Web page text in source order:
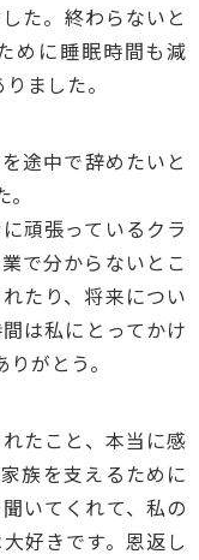
た。終わらないと
めに睡眠時間も減
ました。
途中で辞めたいと
頑張っているクラ
で分からないとこ
たり、将来につい
は私にとってかけ
がとう。
たこと、本当に感
族を支えるために
いてくれて、私の
好きです。恩返し